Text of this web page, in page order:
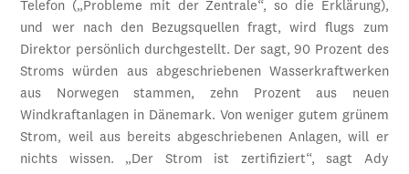
Telefon („Probleme mit der Zentrale“, so die Erklärung),
und wer nach den Bezugsquellen fragt, wird flugs zum
Direktor persönlich durchgestellt. Der sagt, 90 Prozent des
Stroms würden aus abgeschriebenen Wasserkraftwerken
aus Norwegen stammen, zehn Prozent aus neuen
Windkraftanlagen in Dänemark. Von weniger gutem grünem
Strom, weil aus bereits abgeschriebenen Anlagen, will er
nichts wissen. „Der Strom ist zertifiziert“, sagt Ady